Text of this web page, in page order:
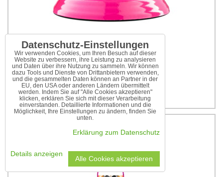
Tischklingel für Liebe
6,25 €
Datenschutz-Einstellungen
Wir verwenden Cookies, um Ihren Besuch auf dieser
Website zu verbessern, ihre Leistung zu analysieren
und Daten über ihre Nutzung zu sammeln. Wir können
dazu Tools und Dienste von Drittanbietern verwenden,
und die gesammelten Daten können an Partner in der
EU, den USA oder anderen Ländern übermittelt
werden. Indem Sie auf "Alle Cookies akzeptieren"
klicken, erklären Sie sich mit dieser Verarbeitung
einverstanden. Detaillierte Informationen und die
Möglichkeit, Ihre Einstellungen zu ändern, finden Sie
unten.
Erklärung zum Datenschutz
Details anzeigen
Alle Cookies akzeptieren